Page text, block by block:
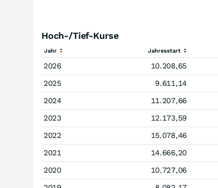
Hoch-/Tief-Kurse
Jahr Jahresstart
2026 10.208,65
2025
9.611,14
2024
11.207,66
2023
12.173,59
2022
15.078,46
2021
14.666,20
2020
10.727,06